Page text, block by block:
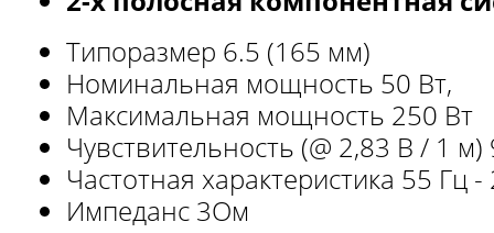
Типоразмер 6.5 (165 мм)
Номинальная мощность 50 Вт,
Максимальная мощность 250 Вт
Чувствительность (@ 2,83 В / 1 м)
Частотная характеристика 55 Гц -
Импеданс 3Ом